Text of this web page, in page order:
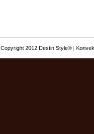
Copyright 2012 Destin Style® |